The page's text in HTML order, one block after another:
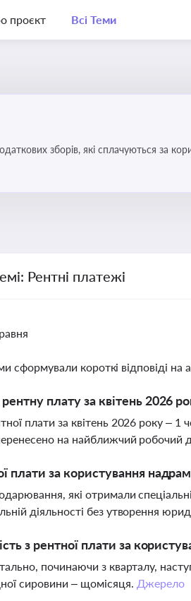
проєкт Всі Теми
зборів, які сплачуються за
Рентні платежі
сформували короткі відповіді на
плату за квітень 2026
плати за квітень 2026 року –
на найближчий робочий
плати за користування
які отримали
діяльності без утворення
з рентної плати за
починаючи з кварталу,
сировини – щомісяця. Джерело